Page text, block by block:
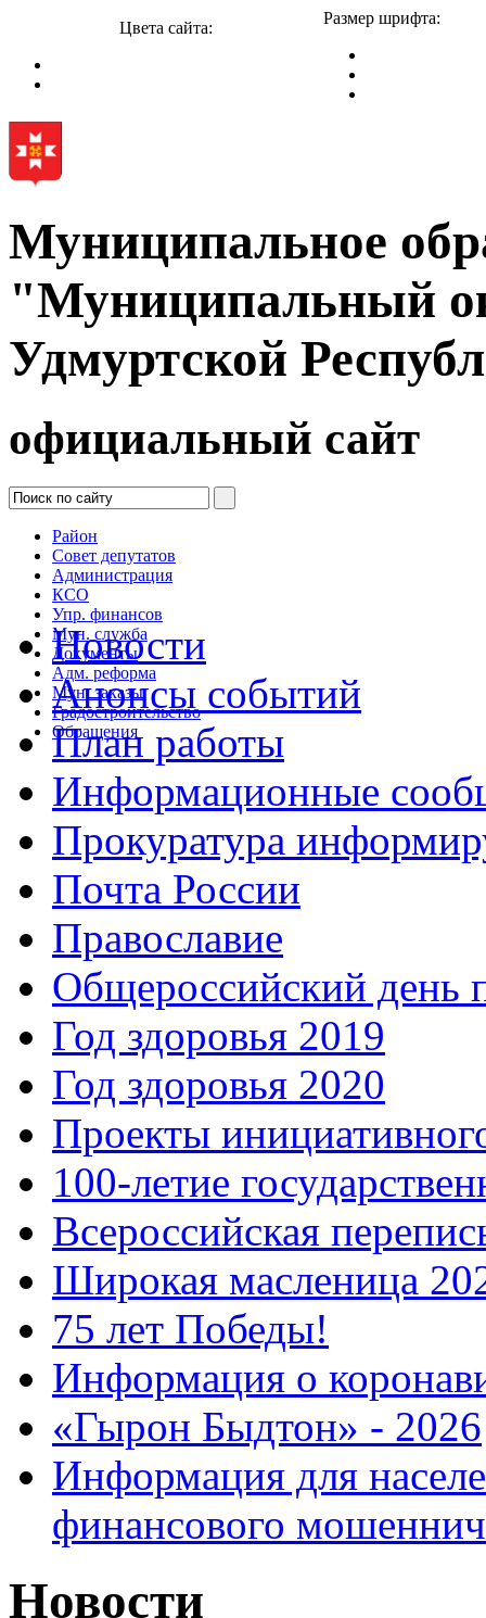
Цвета сайта:
Размер шрифта:
Муниципальное
"Муниципальный
Удмуртской
официальный сайт
Район
Совет депутатов
Администрация
КСО
Упр. финансов
Мун. служба
Документы
Адм. реформа
Мун. заказы
Градостроительство
Обращения
Новости
Анонсы событий
План работы
Информационные
Прокуратура
Почта России
Православие
Общероссийский день
Год здоровья 2019
Год здоровья 2020
Проекты
100-летие
Всероссийская
Широкая масленица
75 лет Победы!
Информация о
«Гырон Быдтон» - 2026
Информация для
финансового
Новости